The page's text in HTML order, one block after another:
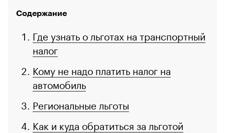
Содержание
Где узнать о льготах на транспортный
налог
Кому не надо платить налог на
автомобиль
Региональные льготы
Как и куда обратиться за льготой